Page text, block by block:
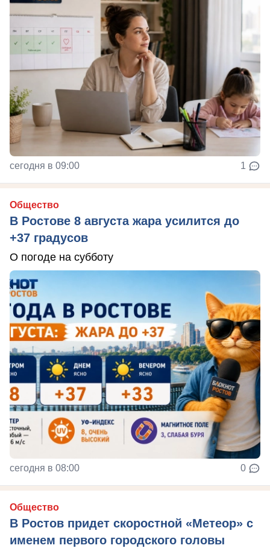
сегодня в 09:00 1
Общество
В Ростове 8 августа жара усилится до
+37 градусов
О погоде на субботу
сегодня в 08:00 0
Общество
В Ростов придет скоростной «Метеор» с
именем первого городского головы